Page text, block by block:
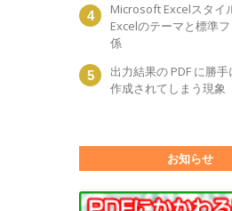
Microsoft Excelスタイ
Excelのテーマと標準
係
出力結果の PDF に勝
作成されてしまう現象
お知らせ